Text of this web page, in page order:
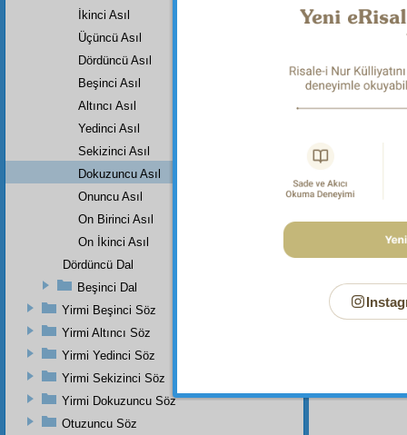
Dipnot-1
bk.
İftitâh:
Dipnot-4
bk.
İkinci Asıl
Üçüncü Asıl
Dördüncü Asıl
Beşinci Asıl
Altıncı Asıl
Yedinci Asıl
Sekizinci Asıl
Dokuzuncu Asıl
Onuncu Asıl
On Birinci Asıl
On İkinci Asıl
Dördüncü Dal
Beşinci Dal
Yirmi Beşinci Söz
Yirmi Altıncı Söz
Yirmi Yedinci Söz
Yirmi Sekizinci Söz
Yirmi Dokuzuncu Söz
Otuzuncu Söz